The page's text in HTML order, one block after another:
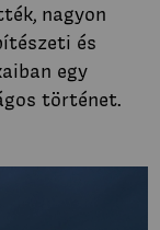
nagyon
és
egy
történet.